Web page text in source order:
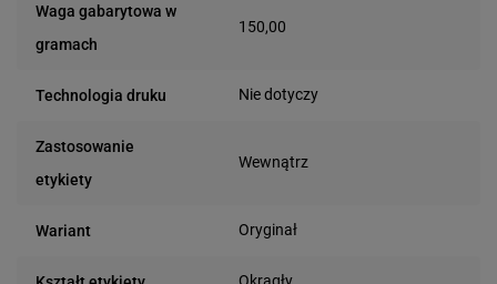
Waga gabarytowa w
gramach
150,00
Technologia druku Nie dotyczy
Zastosowanie
etykiety
Wewnątrz
Wariant Oryginał